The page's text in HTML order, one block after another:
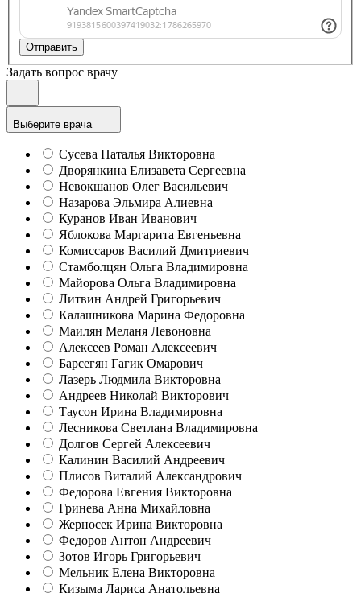
Отправить
Задать вопрос врачу
Выберите врача
Сусева Наталья Викторовна
Дворянкина Елизавета Сергеевна
Невокшанов Олег Васильевич
Назарова Эльмира Алиевна
Куранов Иван Иванович
Яблокова Маргарита Евгеньевна
Комиссаров Василий Дмитриевич
Стамболцян Ольга Владимировна
Майорова Ольга Владимировна
Литвин Андрей Григорьевич
Калашникова Марина Федоровна
Маилян Меланя Левоновна
Алексеев Роман Алексеевич
Барсегян Гагик Омарович
Лазерь Людмила Викторовна
Андреев Николай Викторович
Таусон Ирина Владимировна
Лесникова Светлана Владимировна
Долгов Сергей Алексеевич
Калинин Василий Андреевич
Плисов Виталий Александрович
Федорова Евгения Викторовна
Гринева Анна Михайловна
Жерносек Ирина Викторовна
Федоров Антон Андреевич
Зотов Игорь Григорьевич
Мельник Елена Викторовна
Кизыма Лариса Анатольевна